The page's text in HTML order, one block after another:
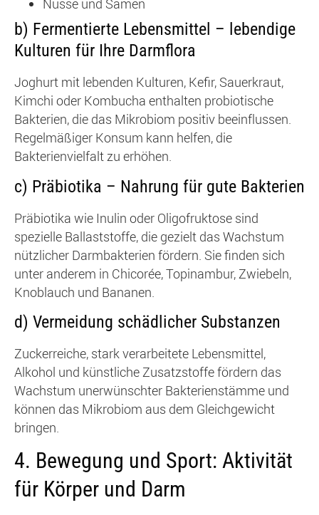
Nüsse und Samen
b) Fermentierte Lebensmittel – lebendige
Kulturen für Ihre Darmflora
Joghurt mit lebenden Kulturen, Kefir, Sauerkraut,
Kimchi oder Kombucha enthalten probiotische
Bakterien, die das Mikrobiom positiv beeinflussen.
Regelmäßiger Konsum kann helfen, die
Bakterienvielfalt zu erhöhen.
c) Präbiotika – Nahrung für gute Bakterien
Präbiotika wie Inulin oder Oligofruktose sind
spezielle Ballaststoffe, die gezielt das Wachstum
nützlicher Darmbakterien fördern. Sie finden sich
unter anderem in Chicorée, Topinambur, Zwiebeln,
Knoblauch und Bananen.
d) Vermeidung schädlicher Substanzen
Zuckerreiche, stark verarbeitete Lebensmittel,
Alkohol und künstliche Zusatzstoffe fördern das
Wachstum unerwünschter Bakterienstämme und
können das Mikrobiom aus dem Gleichgewicht
bringen.
4. Bewegung und Sport: Aktivität
für Körper und Darm